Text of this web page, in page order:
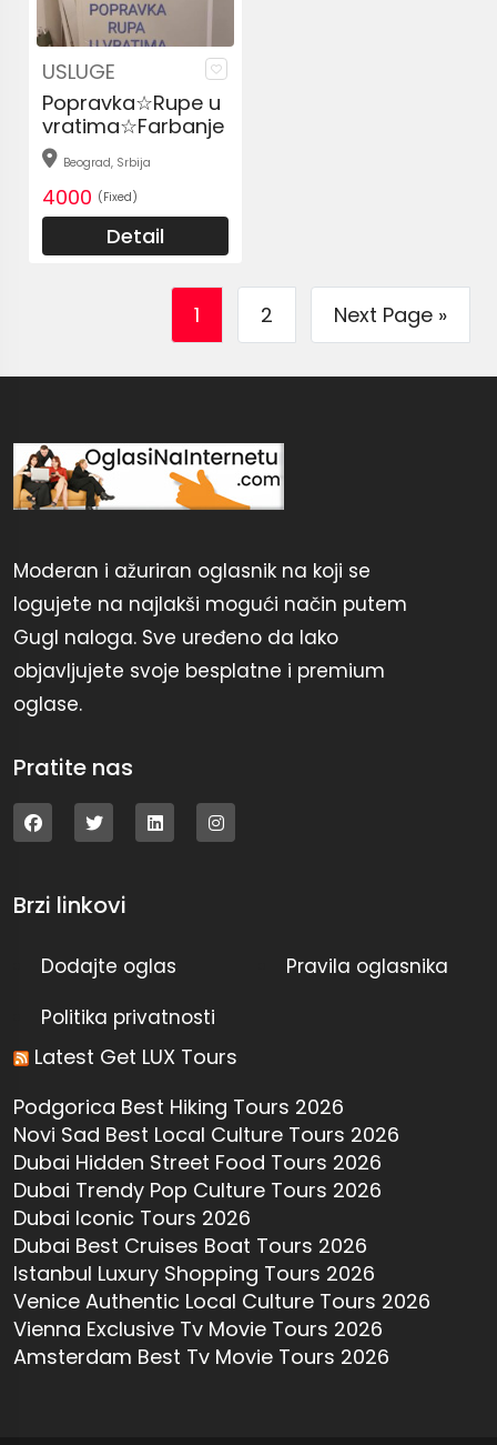
USLUGE
Popravka☆Rupe u
vratima☆Farbanje
Beograd, Srbija
4000 (Fixed)
Detail
1 2 Next Page »
Moderan i ažuriran oglasnik na koji se
logujete na najlakši mogući način putem
Gugl naloga. Sve uređeno da lako
objavljujete svoje besplatne i premium
oglase.
Pratite nas
Brzi linkovi
Dodajte oglas
Politika privatnosti
Pravila oglasnika
Latest Get LUX Tours
Podgorica Best Hiking Tours 2026
Novi Sad Best Local Culture Tours 2026
Dubai Hidden Street Food Tours 2026
Dubai Trendy Pop Culture Tours 2026
Dubai Iconic Tours 2026
Dubai Best Cruises Boat Tours 2026
Istanbul Luxury Shopping Tours 2026
Venice Authentic Local Culture Tours 2026
Vienna Exclusive Tv Movie Tours 2026
Amsterdam Best Tv Movie Tours 2026